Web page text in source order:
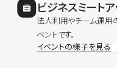
ビジネスミート
法人利用やチーム運用
ベントです。
イベントの様子を見る